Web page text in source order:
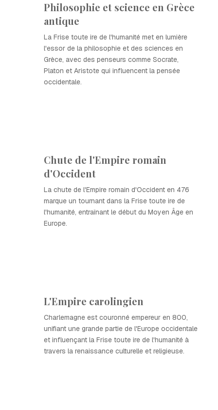
Philosophie et science en Grèce
antique
La Frise toute ire de l'humanité met en lumière
l'essor de la philosophie et des sciences en
Grèce, avec des penseurs comme Socrate,
Platon et Aristote qui influencent la pensée
occidentale.
Chute de l'Empire romain
d'Occident
La chute de l'Empire romain d'Occident en 476
marque un tournant dans la Frise toute ire de
l'humanité, entraînant le début du Moyen Âge en
Europe.
L'Empire carolingien
Charlemagne est couronné empereur en 800,
unifiant une grande partie de l'Europe occidentale
et influençant la Frise toute ire de l'humanité à
travers la renaissance culturelle et religieuse.